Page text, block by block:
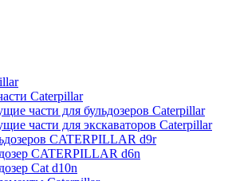
Caterpillar
части для бульдозеров Caterpillar
части для экскаваторов Caterpillar
CATERPILLAR d9r
CATERPILLAR d6n
Сat d10n